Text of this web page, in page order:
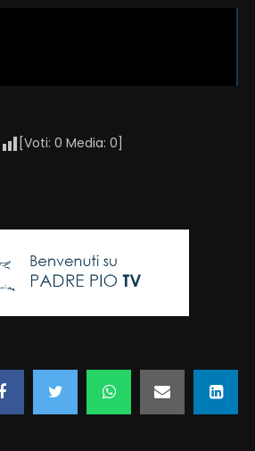
[Voti: 0 Media: 0